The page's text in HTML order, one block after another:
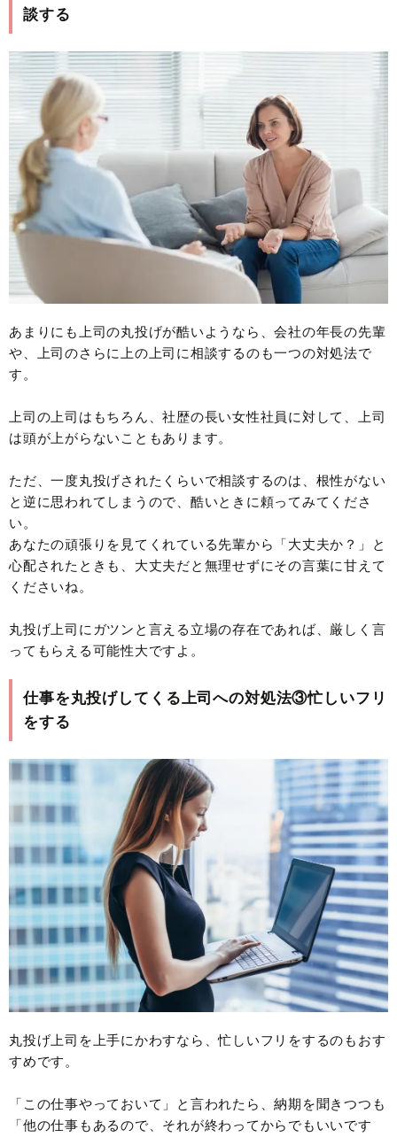
談する
あまりにも上司の丸投げが酷いようなら、会社の年長の先輩
や、上司のさらに上の上司に相談するのも一つの対処法で
す。
上司の上司はもちろん、社歴の長い女性社員に対して、上司
は頭が上がらないこともあります。
ただ、一度丸投げされたくらいで相談するのは、根性がない
と逆に思われてしまうので、酷いときに頼ってみてくださ
い。
あなたの頑張りを見てくれている先輩から「大丈夫か？」と
心配されたときも、大丈夫だと無理せずにその言葉に甘えて
くださいね。
丸投げ上司にガツンと言える立場の存在であれば、厳しく言
ってもらえる可能性大ですよ。
仕事を丸投げしてくる上司への対処法③忙しいフリ
をする
丸投げ上司を上手にかわすなら、忙しいフリをするのもおす
すめです。
「この仕事やっておいて」と言われたら、納期を聞きつつも
「他の仕事もあるので、それが終わってからでもいいです